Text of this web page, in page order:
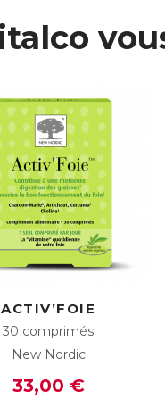
ACTIV’FOIE
30 comprimés
New Nordic
33,00 €